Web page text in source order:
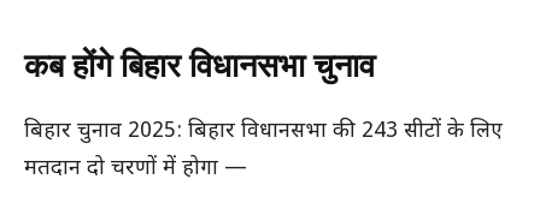
कब होंगे बिहार विधानसभा चुनाव
बिहार चुनाव 2025: बिहार विधानसभा की 243 सीटों के लिए
मतदान दो चरणों में होगा —